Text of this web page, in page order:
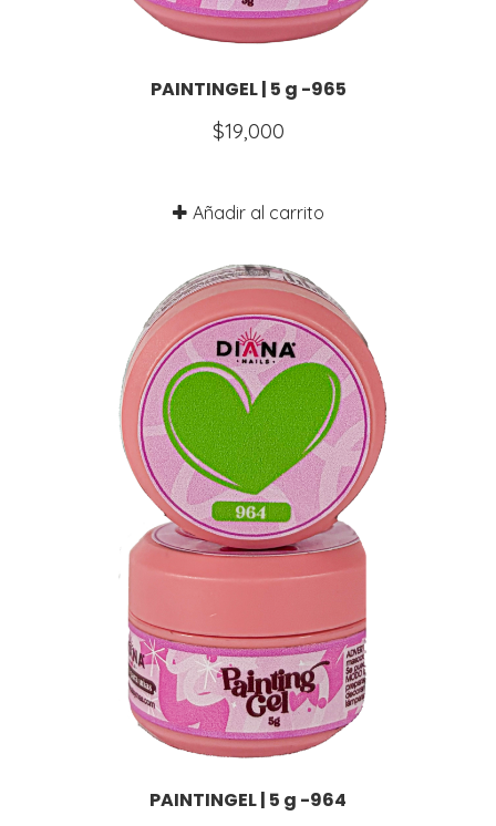
PAINTINGEL | 5 g -965
$19,000
Añadir al carrito
PAINTINGEL | 5 g -964